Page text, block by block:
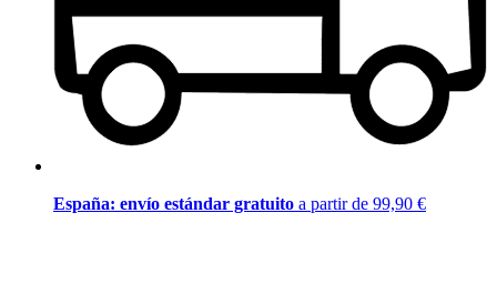
España: envío estándar gratuito a partir de 99,90 €